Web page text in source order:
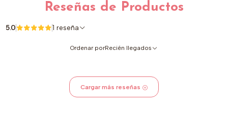
Reseñas de Productos
5.0 1 reseña
Ordenar porRecién llegados
Cargar más reseñas